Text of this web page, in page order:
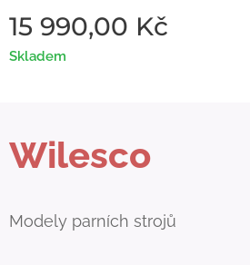
15 990,00 Kč
Skladem
Wilesco
Modely parních strojů